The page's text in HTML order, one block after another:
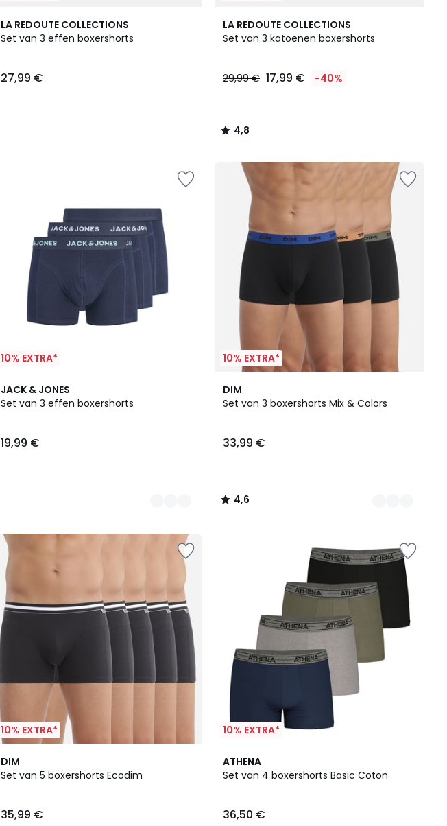
LA REDOUTE COLLECTIONS
Set van 3 effen boxershorts
27,99 €
LA REDOUTE COLLECTIONS
Set van 3 katoenen boxershorts
29,99 € 17,99 € -40%
4,8
/ 5
4,8
/
10% EXTRA*
JACK & JONES
Set van 3 effen boxershorts
19,99 €
3
Kleuren
10% EXTRA*
DIM
Set van 3 boxershorts Mix & Colors
33,99 €
4,6
/ 5
2
Kleuren
4,6
/
10% EXTRA*
DIM
Set van 5 boxershorts Ecodim
35,99 €
5
/
10% EXTRA*
ATHENA
Set van 4 boxershorts Basic Coton
36,50 €
4,2
/ 5
4
Kleuren